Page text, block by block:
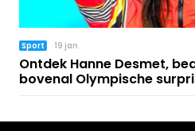
Sport 19 jan
Ontdek Hanne Desmet,
bovenal Olympische